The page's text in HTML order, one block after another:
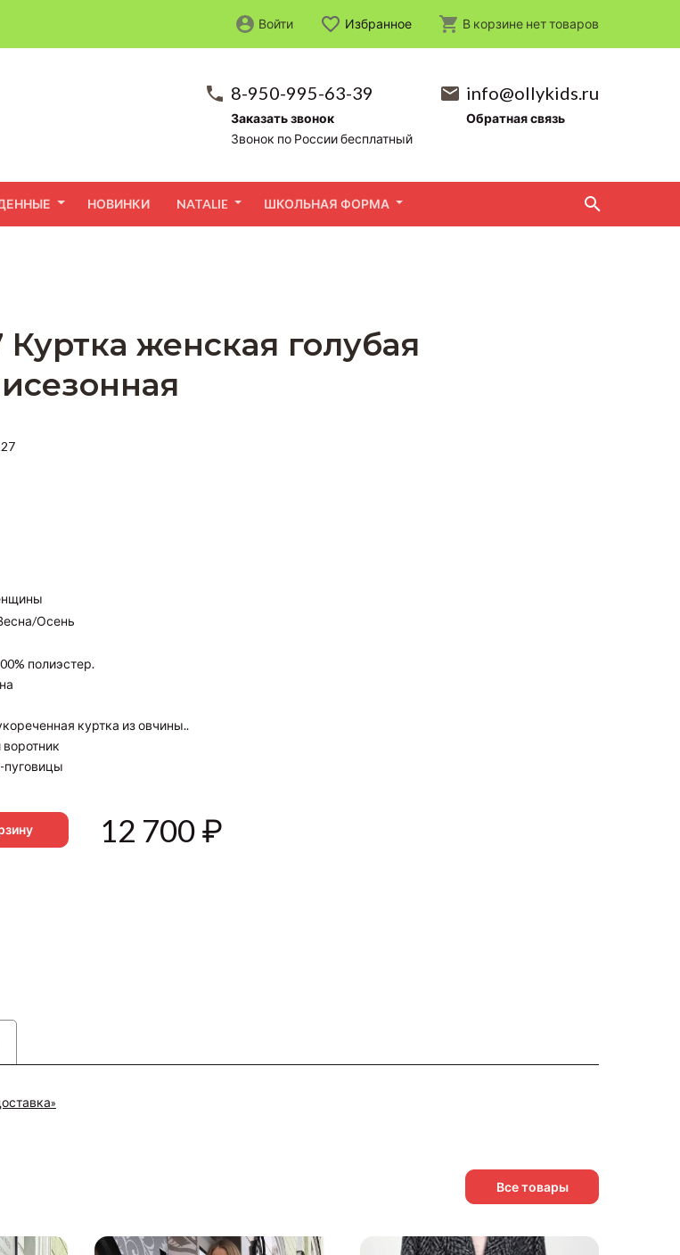
8-950-995-63-39
Заказать звонок
Звонок по России бесплатный
info@ollykids.ru
Обратная связь
НОВИНКИ NATALIE ШКОЛЬНАЯ ФОРМА
Войти Избранное В корзине неттоваров
Куртка женская голубая
Осень
полиэстер.
куртка из овчины..
12 700₽
Все товары